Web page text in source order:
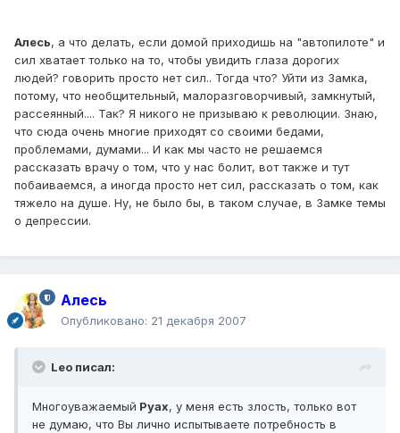
Алесь, а что делать, если домой приходишь на "автопилоте" и
сил хватает только на то, чтобы увидить глаза дорогих
людей? говорить просто нет сил.. Тогда что? Уйти из Замка,
потому, что необщительный, малоразговорчивый, замкнутый,
рассеянный.... Так? Я никого не призываю к революции. Знаю,
что сюда очень многие приходят со своими бедами,
проблемами, думами... И как мы часто не решаемся
рассказать врачу о том, что у нас болит, вот также и тут
побаиваемся, а иногда просто нет сил, рассказать о том, как
тяжело на душе. Ну, не было бы, в таком случае, в Замке темы
о депрессии.
Алесь
Опубликовано: 21 декабря 2007
Leo писал:
Многоуважаемый Руах, у меня есть злость, только вот
не думаю, что Вы лично испытываете потребность в